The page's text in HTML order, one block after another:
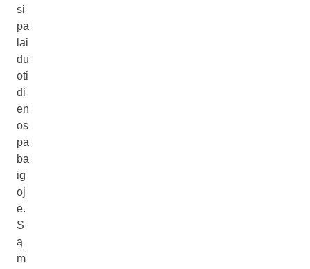
si
pa
lai
du
oti
di
en
os
pa
ba
ig
oj
e.
S
ą
m